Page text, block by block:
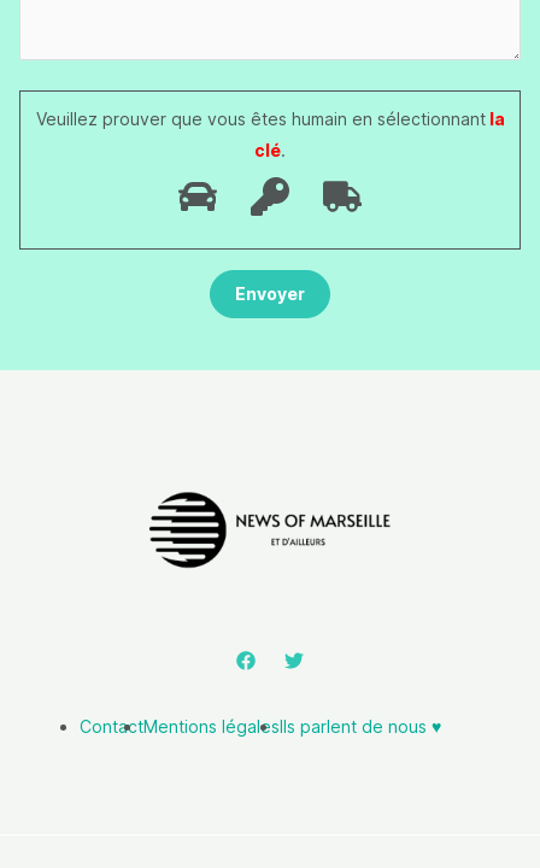
Veuillez prouver que vous êtes humain en sélectionnantla
clé.
ContactMentions légalesIls parlent de nous ♥️